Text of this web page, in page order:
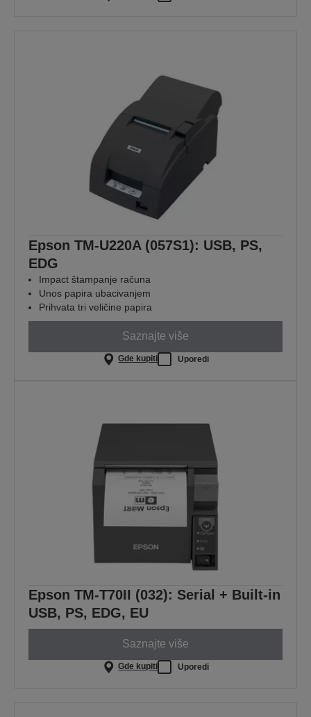
Epson TM-U220A (057S1): USB, PS,
EDG
Impact štampanje računa
Unos papira ubacivanjem
Prihvata tri veličine papira
Saznajte više
Gde kupiti Uporedi
Epson TM-T70II (032): Serial + Built-in
USB, PS, EDG, EU
Saznajte više
Gde kupiti Uporedi